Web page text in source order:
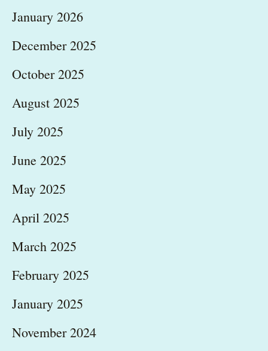
January 2026
December 2025
October 2025
August 2025
July 2025
June 2025
May 2025
April 2025
March 2025
February 2025
January 2025
November 2024